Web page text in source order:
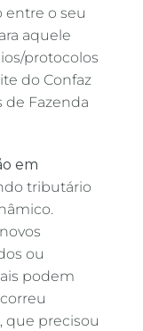
entre o seu
aquele
protocolos
do Confaz
de Fazenda
em
tributário
ou
podem
que precisou